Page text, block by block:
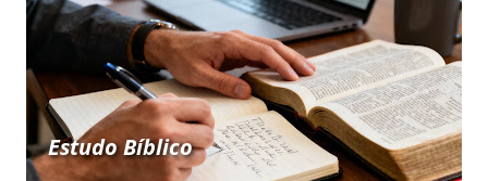
Estudo Bíblico